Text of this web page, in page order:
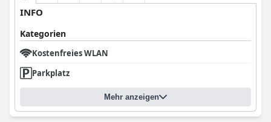
INFO
Kategorien
Kostenfreies WLAN
Parkplatz
Mehr anzeigen